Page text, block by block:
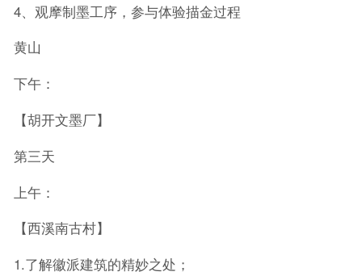
4、观摩制墨工序，参与体验描金过程
黄山
下午：
【胡开文墨厂】
第三天
上午：
【西溪南古村】
1.了解徽派建筑的精妙之处；